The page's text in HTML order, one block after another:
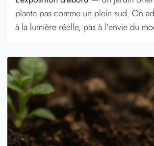
plante pas comme un plein sud. On
à la lumière réelle, pas à l'envie du